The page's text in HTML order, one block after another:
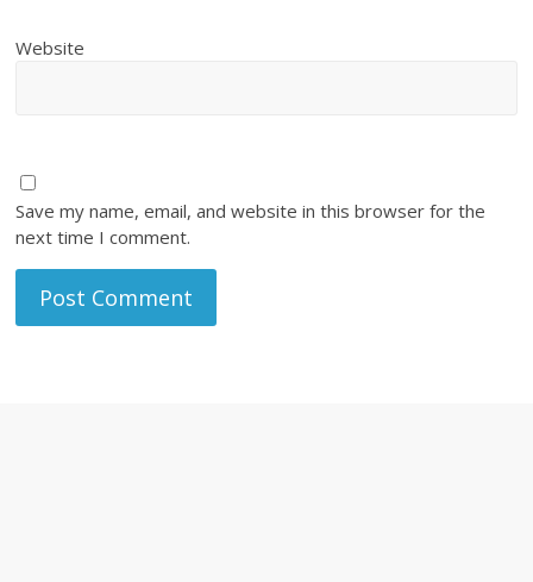
Website
Save my name, email, and website in this browser for the
next time I comment.